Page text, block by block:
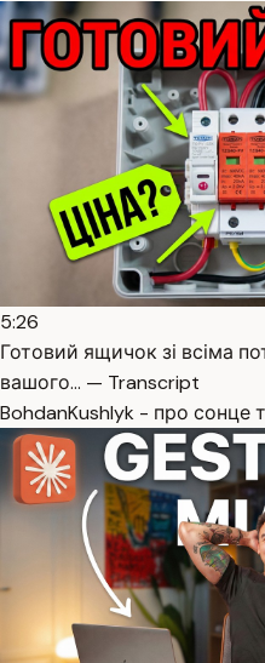
5:26
Готовий ящичок зі всіма
вашого… — Transcript
BohdanKushlyk - про сонце